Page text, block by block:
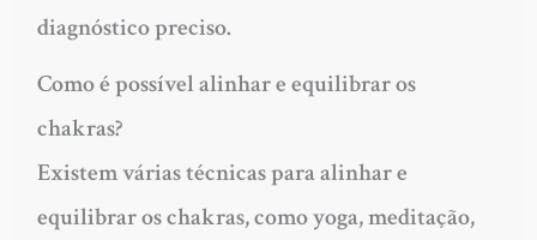
diagnóstico preciso.
Como é possível alinhar e equilibrar os
chakras?
Existem várias técnicas para alinhar e
equilibrar os chakras, como yoga, meditação,